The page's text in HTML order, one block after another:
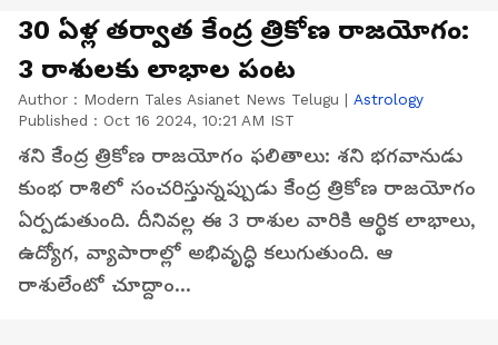
30 ఏళ్ల తర్వాత కేంద్ర త్రికోణ రాజయోగం:
3 రాశులకు లాభాల పంట
Author : Modern Tales Asianet News Telugu | Astrology
Published : Oct 16 2024, 10:21 AM IST
శని కేంద్ర త్రికోణ రాజయోగం ఫలితాలు: శని భగవానుడు
కుంభ రాశిలో సంచరిస్తున్నప్పుడు కేంద్ర త్రికోణ రాజయోగం
ఏర్పడుతుంది. దీనివల్ల ఈ 3 రాశుల వారికి ఆర్థిక లాభాలు,
ఉద్యోగ, వ్యాపారాల్లో అభివృద్ధి కలుగుతుంది. ఆ
రాశులేంటో చూద్దాం...